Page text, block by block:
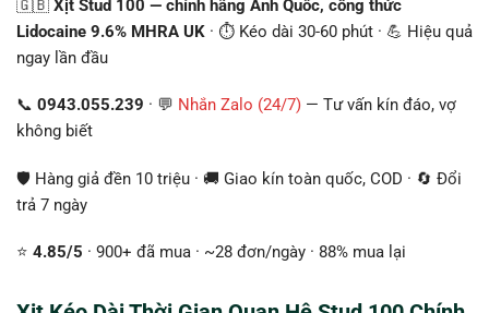
🇬🇧 Xịt Stud 100 — chính hãng Anh Quốc, công thức
Lidocaine 9.6% MHRA UK · ⏱️ Kéo dài 30-60 phút · 💪 Hiệu quả
ngay lần đầu
📞 0943.055.239 · 💬 Nhắn Zalo (24/7) — Tư vấn kín đáo, vợ
không biết
🛡️ Hàng giả đền 10 triệu · 🚚 Giao kín toàn quốc, COD · 🔄 Đổi
trả 7 ngày
⭐ 4.85/5 · 900+ đã mua · ~28 đơn/ngày · 88% mua lại